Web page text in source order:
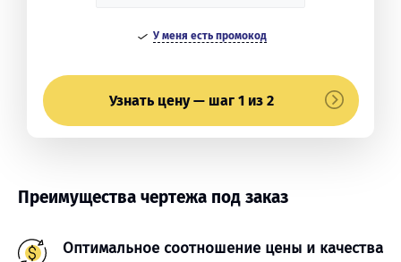
У меня есть промокод
Узнать цену — шаг 1 из 2
Преимущества чертежа под заказ
Оптимальное соотношение цены и качества